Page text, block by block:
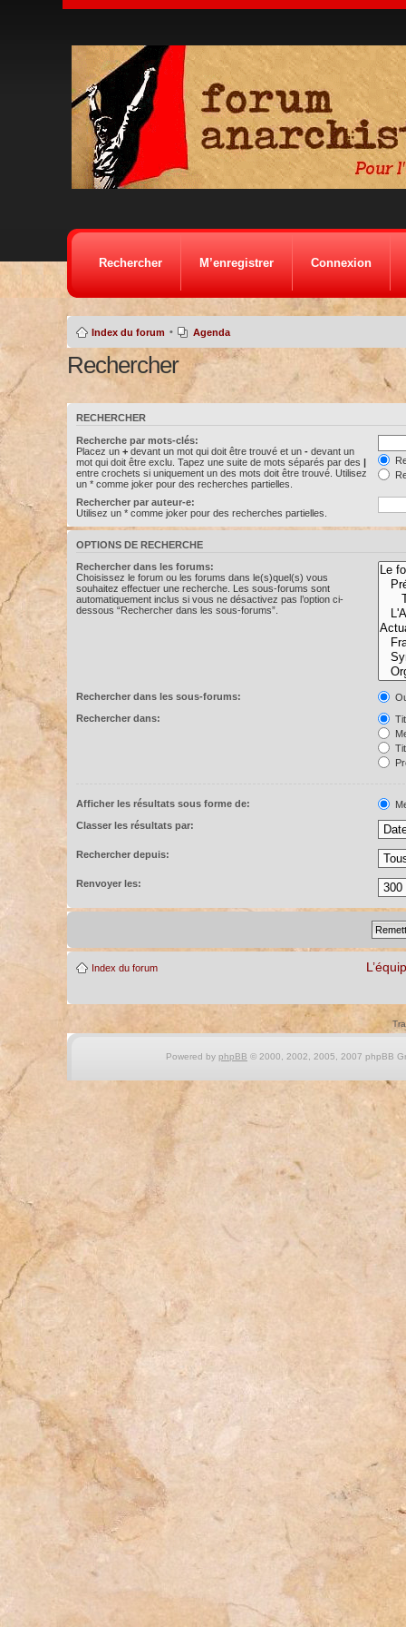
Rechercher M’enregistrer Connexion
Index du forum • Agenda
Rechercher
RECHERCHER
Recherche par mots-clés:
Placez un +devant un mot qui doit être trouvé et un -devant un
mot qui doit être exclu. Tapez une suite de mots séparés par des |
entre crochets si uniquement un des mots doit être trouvé. Utilisez
un * comme joker pour des recherches partielles.
Rechercher par auteur-e:
Utilisez un * comme joker pour des recherches partielles.
OPTIONS DE RECHERCHE
Rechercher dans les forums:
Choisissez le forum ou les forums dans le(s)quel(s) vous
souhaitez effectuer une recherche. Les sous-forums sont
automatiquement inclus si vous ne désactivez pas l’option ci-
dessous “Rechercher dans les sous-forums”.
Rechercher dans les sous-forums:
Rechercher dans:
Afficher les résultats sous forme de:
Classer les résultats par:
Rechercher depuis:
Renvoyer les:
Index du forum
Powered by phpBB © 2000, 2002, 2005, 2007 phpBB